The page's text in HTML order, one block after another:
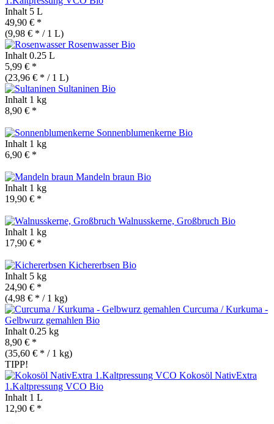
Inhalt 5 L
49,90 € *
(9,98 € * / 1 L)
RosenwasserBio
Inhalt 0.25 L
5,99 € *
(23,96 € * / 1 L)
Sultaninen Bio
Inhalt 1 kg
8,90 € *
Sonnenblumenkerne Bio
Inhalt 1 kg
6,90 € *
Mandeln braun Bio
Inhalt 1 kg
19,90 € *
Walnusskerne, Großbruch Bio
Inhalt 1 kg
17,90 € *
Kichererbsen Bio
Inhalt 5 kg
24,90 € *
(4,98 € * / 1 kg)
Curcuma / Kurkuma -
Gelbwurz gemahlen Bio
Inhalt 0.25 kg
8,90 € *
(35,60 € * / 1 kg)
TIPP!
Kokosöl NativExtra
1.Kaltpressung VCO Bio
Inhalt 1 L
12,90 € *